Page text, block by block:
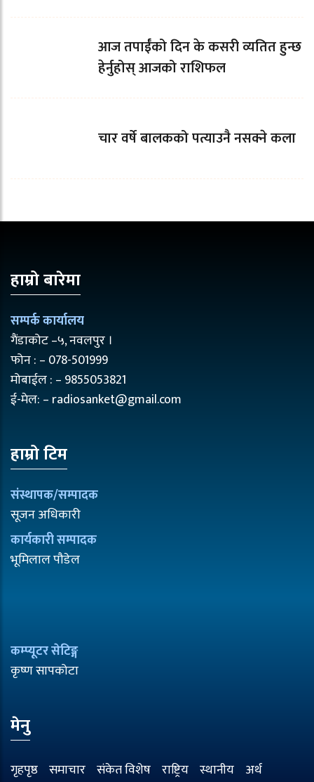
आज तपाईँको दिन के कसरी व्यतित हुन्छ
हेर्नुहोस् आजको राशिफल
चार वर्षे बालकको पत्याउनै नसक्ने कला
हाम्रो बारेमा
सम्पर्क कार्यालय
गैंडाकोट –५, नवलपुर ।
फोन : – 078-501999
मोबाईल : – 9855053821
ई-मेल: – radiosanket@gmail.com
हाम्रो टिम
संस्थापक/सम्पादक
सूजन अधिकारी
कार्यकारी सम्पादक
भूमिलाल पौडेल
कम्प्यूटर सेटिङ्ग
कृष्ण सापकोटा
मेनु
गृहपृष्ठ समाचार संकेत विशेष राष्ट्रिय स्थानीय अर्थ